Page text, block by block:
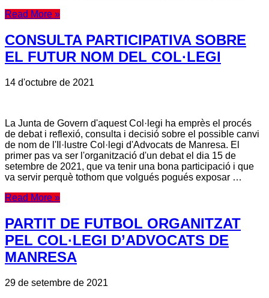
Read More »
CONSULTA PARTICIPATIVA SOBRE
EL FUTUR NOM DEL COL·LEGI
14 d'octubre de 2021
La Junta de Govern d'aquest Col·legi ha emprès el procés
de debat i reflexió, consulta i decisió sobre el possible canvi
de nom de l'Il·lustre Col·legi d'Advocats de Manresa. El
primer pas va ser l'organització d'un debat el dia 15 de
setembre de 2021, que va tenir una bona participació i que
va servir perquè tothom que volgués pogués exposar …
Read More »
PARTIT DE FUTBOL ORGANITZAT
PEL COL·LEGI D’ADVOCATS DE
MANRESA
29 de setembre de 2021